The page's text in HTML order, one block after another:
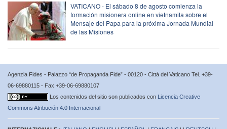
VATICANO - El sábado 8 de agosto comienza la
formación misionera online en vietnamita sobre el
Mensaje del Papa para la próxima Jornada Mundial
de las Misiones
Agenzia Fides - Palazzo “de Propaganda Fide” - 00120 - Città del Vaticano Tel. +39-
06-69880115 - Fax +39-06-69880107
Los contenidos del sitio son publicados con Licencia Creative
Commons Atribución 4.0 Internacional